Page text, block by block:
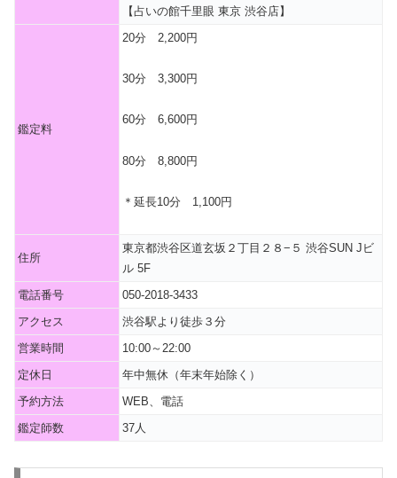
【占いの館千里眼 東京 渋谷店】
鑑定料
20分 2,200円
30分 3,300円
60分 6,600円
80分 8,800円
＊延長10分 1,100円
住所
東京都渋谷区道玄坂２丁目２８−５ 渋谷SUN Jビ
ル 5F
電話番号
050-2018-3433
アクセス
渋谷駅より徒歩３分
営業時間
10:00～22:00
定休日
年中無休（年末年始除く）
予約方法
WEB、電話
鑑定師数
37人